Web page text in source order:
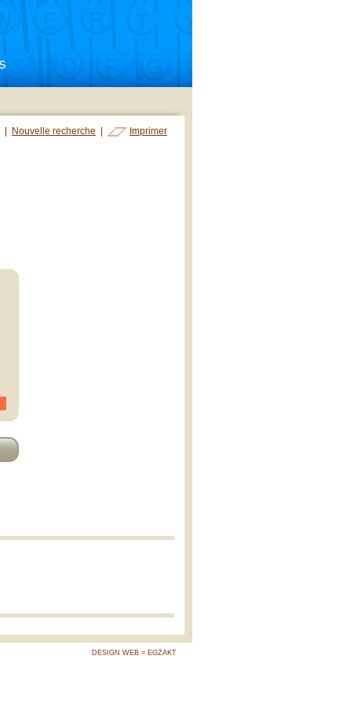
Nouvelle recherche Imprimer
DESIGN WEB = EGZAKT